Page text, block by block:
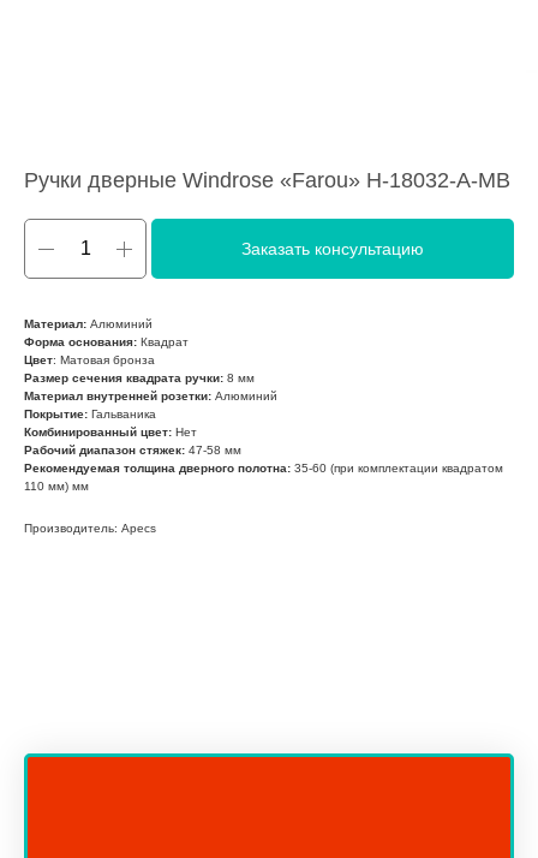
Ручки дверные Windrose «Farou» H-18032-А-MB
Заказать консультацию
Материал: Алюминий
Форма основания: Квадрат
Цвет: Матовая бронза
Размер сечения квадрата ручки: 8 мм
Материал внутренней розетки: Алюминий
Покрытие: Гальваника
Комбинированный цвет: Нет
Рабочий диапазон стяжек: 47-58 мм
Рекомендуемая толщина дверного полотна: 35-60 (при комплектации квадратом
110 мм) мм
Производитель: Apecs